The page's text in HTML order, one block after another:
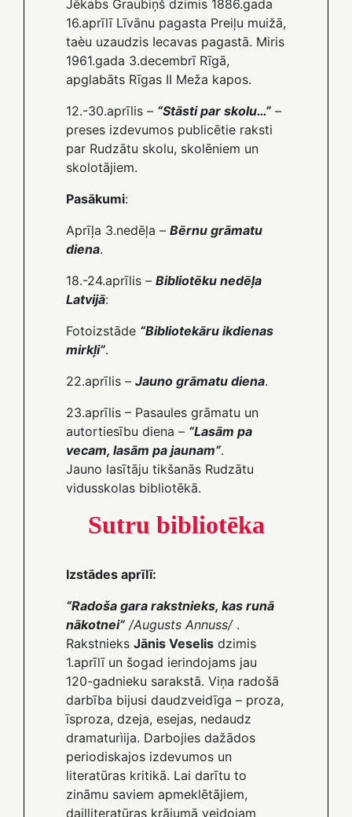
Jēkabs Graubiņš dzimis 1886.gada
16.aprīlī Līvānu pagasta Preiļu muižā,
taèu uzaudzis Iecavas pagastā. Miris
1961.gada 3.decembrī Rīgā,
apglabāts Rīgas II Meža kapos.
12.-30.aprīlis – “Stāsti par skolu…” –
preses izdevumos publicētie raksti
par Rudzātu skolu, skolēniem un
skolotājiem.
Pasākumi:
Aprīļa 3.nedēļa – Bērnu grāmatu
diena.
18.-24.aprīlis – Bibliotēku nedēļa
Latvijā:
Fotoizstāde “Bibliotekāru ikdienas
mirkļi”.
22.aprīlis – Jauno grāmatu diena.
23.aprīlis – Pasaules grāmatu un
autortiesību diena – “Lasām pa
vecam, lasām pa jaunam”.
Jauno lasītāju tikšanās Rudzātu
vidusskolas bibliotēkā.
Sutru bibliotēka
Izstādes aprīlī:
“Radoša gara rakstnieks, kas runā
nākotnei” /Augusts Annuss/ .
Rakstnieks Jānis Veselis dzimis
1.aprīlī un šogad ierindojams jau
120-gadnieku sarakstā. Viņa radošā
darbība bijusi daudzveidīga – proza,
īsproza, dzeja, esejas, nedaudz
dramaturìija. Darbojies dažādos
periodiskajos izdevumos un
literatūras kritikā. Lai darītu to
zināmu saviem apmeklētājiem,
daiļliteratūras krājumā veidojam